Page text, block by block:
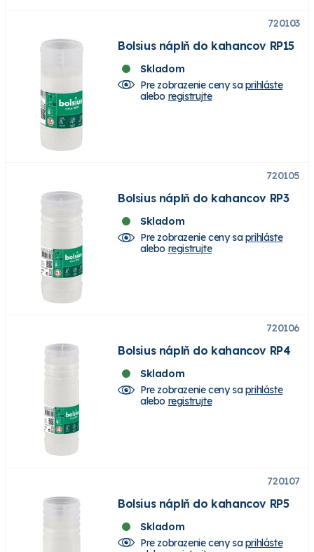
720103
Bolsius náplň do kahancov RP15
Skladom
Pre zobrazenie ceny saprihláste
alebo registrujte
720105
Bolsius náplň do kahancov RP3
Skladom
Pre zobrazenie ceny saprihláste
alebo registrujte
720106
Bolsius náplň do kahancov RP4
Skladom
Pre zobrazenie ceny saprihláste
alebo registrujte
720107
Bolsius náplň do kahancov RP5
Skladom
Pre zobrazenie ceny saprihláste